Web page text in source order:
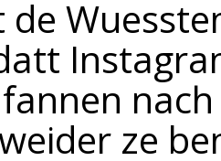
de
ze